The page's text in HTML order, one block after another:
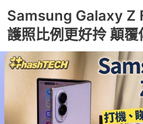
Samsung Galaxy Z
護照比例更好拎 顛覆